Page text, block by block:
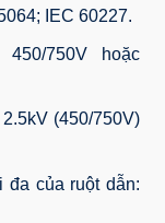
IEC 60227.
750V hoặc
(450/750V)
đa của ruột dẫn: